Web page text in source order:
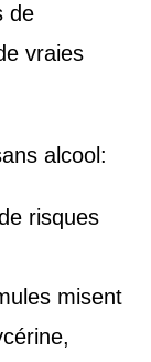
de
vraies
alcool:
risques
misent